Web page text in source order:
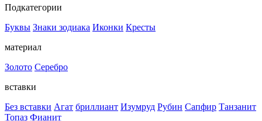
Подкатегории
Буквы Знаки зодиака Иконки Кресты
материал
Золото Серебро
вставки
Без вставки Агат бриллиант Изумруд Рубин Сапфир Танзанит
Топаз Фианит